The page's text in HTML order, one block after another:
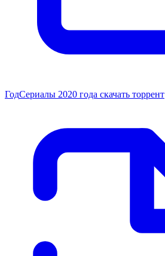
ГодСериалы 2020 года скачать торрент